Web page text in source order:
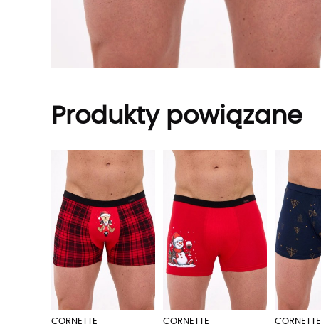
Produkty powiązane
CORNETTE CORNETTE CORNETTE